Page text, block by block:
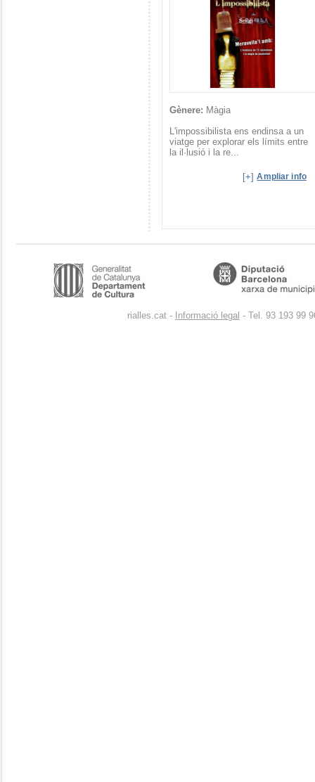
Gènere: Màgia
L'impossibilista ens endinsa a un
viatge per explorar els límits entre
la il·lusió i la re...
[+]Ampliar info
rialles.cat - Informació legal - Tel. 93 193 99